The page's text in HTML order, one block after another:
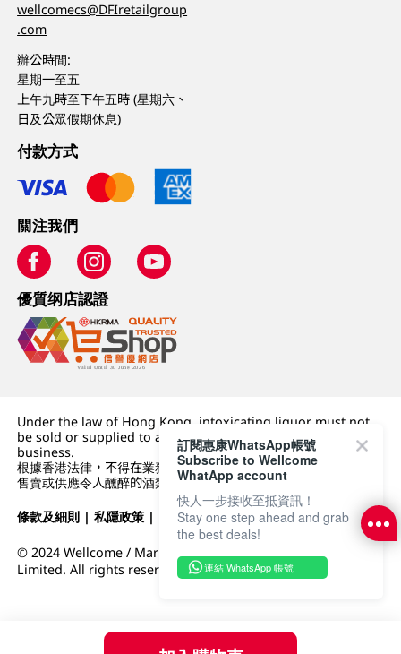
wellcomecs@DFIretailgroup
.com
辦公時間:
星期一至五
上午九時至下午五時 (星期六、
日及公眾假期休息)
付款方式
關注我們
優質纲店認證
Under the law of Hong Kong, intoxicating liquor must not
be sold or supplied to a minor (under 18) in the course of
business.
根據香港法律，不得在業務過程中，向未成年人 (18 歲以下人士)
售賣或供應令人醺醉的酒類。
條款及細則 |私隱政策 | DFI零售集團
© 2024 Wellcome / Market Place. The Dairy Farm Company
Limited. All rights reserved.
訂閱惠康WhatsApp帳號
Subscribe to Wellcome
WhatApp account
快人一步接收至抵資訊！
Stay one step ahead and grab
the best deals!
連結 WhatsApp 帳號